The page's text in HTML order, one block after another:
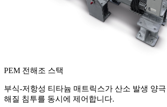
PEM 전해조 스택‌
부식-저항성 티타늄 매트릭스가 산소 발생 양
해질 침투를 동시에 제어합니다.